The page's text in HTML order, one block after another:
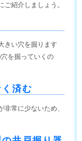
紹介しましょう。
きい穴を掘ります
を掘っていくの
済む
常に少ないため、